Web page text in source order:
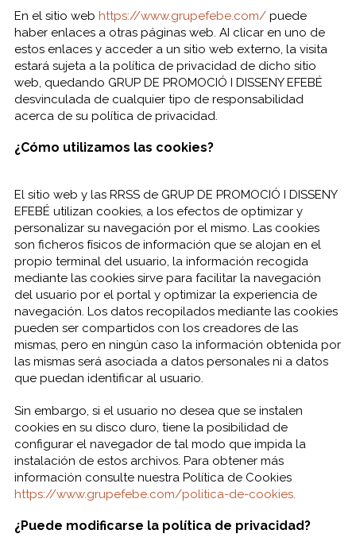
En el sitio web https://www.grupefebe.com/puede
haber enlaces a otras páginas web. AI clicar en uno de
estos enlaces y acceder a un sitio web externo, la visita
estará sujeta a la política de privacidad de dicho sitio
web, quedando GRUP DE PROMOCIÓ I DISSENY EFEBÉ
desvinculada de cualquier tipo de responsabilidad
acerca de su política de privacidad.
¿Cómo utilizamos las cookies?
El sitio web y las RRSS de GRUP DE PROMOCIÓ I DISSENY
EFEBÉ utilizan cookies, a los efectos de optimizar y
personalizar su navegación por el mismo. Las cookies
son ficheros físicos de información que se alojan en el
propio terminal del usuario, la información recogida
mediante las cookies sirve para facilitar la navegación
del usuario por el portal y optimizar la experiencia de
navegación. Los datos recopilados mediante las cookies
pueden ser compartidos con los creadores de las
mismas, pero en ningún caso la información obtenida por
las mismas será asociada a datos personales ni a datos
que puedan identificar al usuario.
Sin embargo, si el usuario no desea que se instalen
cookies en su disco duro, tiene la posibilidad de
configurar el navegador de tal modo que impida la
instalación de estos archivos. Para obtener más
información consulte nuestra Política de Cookies
https://www.grupefebe.com/politica-de-cookies.
¿Puede modificarse la política de privacidad?